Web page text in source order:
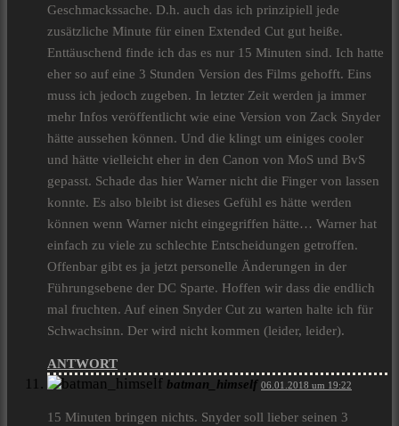
Geschmackssache. D.h. auch das ich prinzipiell jede
zusätzliche Minute für einen Extended Cut gut heiße.
Enttäuschend finde ich das es nur 15 Minuten sind. Ich hatte
eher so auf eine 3 Stunden Version des Films gehofft. Eins
muss ich jedoch zugeben. In letzter Zeit werden ja immer
mehr Infos veröffentlicht wie eine Version von Zack Snyder
hätte aussehen können. Und die klingt um einiges cooler
und hätte vielleicht eher in den Canon von MoS und BvS
gepasst. Schade das hier Warner nicht die Finger von lassen
konnte. Es also bleibt ist dieses Gefühl es hätte werden
können wenn Warner nicht eingegriffen hätte… Warner hat
einfach zu viele zu schlechte Entscheidungen getroffen.
Offenbar gibt es ja jetzt personelle Änderungen in der
Führungsebene der DC Sparte. Hoffen wir dass die endlich
mal fruchten. Auf einen Snyder Cut zu warten halte ich für
Schwachsinn. Der wird nicht kommen (leider, leider).
ANTWORT
batman_himself 06.01.2018 um 19:22
15 Minuten bringen nichts. Snyder soll lieber seinen 3